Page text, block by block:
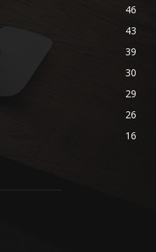
46
43
39
30
29
26
16